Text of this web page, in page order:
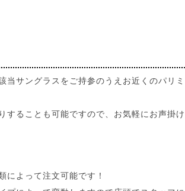
当サングラスをご持参のうえお近くのパリ
ることも可能ですので、お気軽にお声掛け
によって注文可能です！